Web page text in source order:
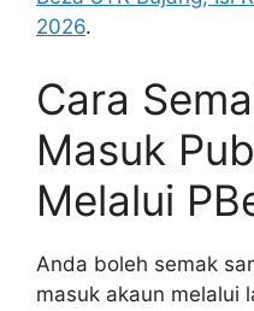
2026.
Cara
Masuk
Melalui
Anda boleh semak
masuk akaun melalui